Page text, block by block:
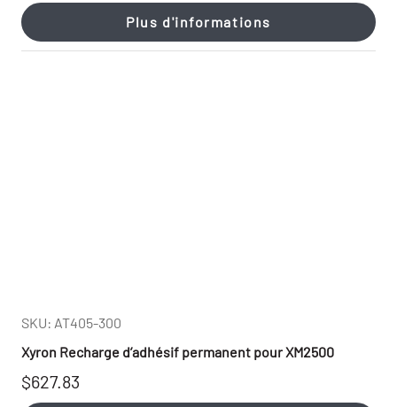
Plus d'informations
SKU: AT405-300
Xyron Recharge d’adhésif permanent pour XM2500
$627.83